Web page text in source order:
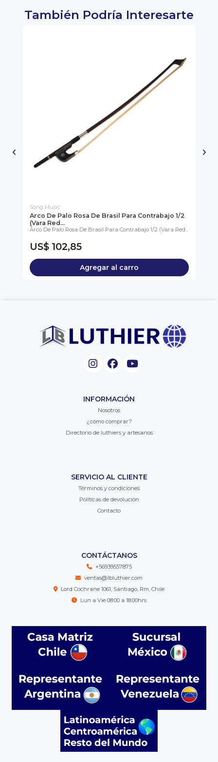
También Podría Interesarte
Song Music
Arco De Palo Rosa De Brasil Para Contrabajo 1/2
(Vara Red...
Arco De Palo Rosa De Brasil Para Contrabajo 1/2 (Vara Red...
US$ 102,85
Agregar al carro
INFORMACIÓN
Nosotros
¿cómo comprar?
Directorio de luthiers y artesanos
SERVICIO AL CLIENTE
Términos y condiciones
Políticas de devolución
Contacto
CONTÁCTANOS
+56939557875
ventas@lbluthier.com
Lord Cochrane 1061, Santiago, Rm, Chile
Lun a Vie 08:00 a 18:00hrs